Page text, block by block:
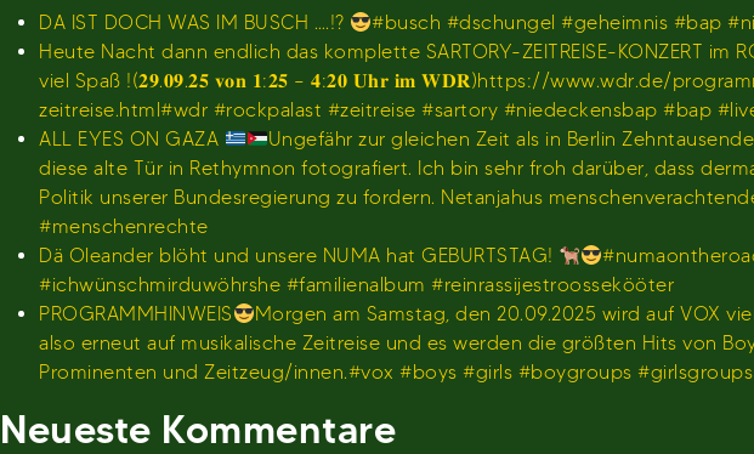
DA IST DOCH WAS IM BUSCH ….!?
#busch #dschungel #geheimnis #bap
Heute Nacht dann endlich das komplette SARTORY-ZEITREISE-KONZERT
viel Spaß !(𝟐𝟗.𝟎𝟗.𝟐𝟓 𝐯𝐨𝐧 𝟏:𝟐𝟓 – 𝟒:𝟐𝟎 𝐔𝐡𝐫 𝐢𝐦 𝐖𝐃𝐑)https://www.wdr.de/
zeitreise.html#wdr #rockpalast #zeitreise #sartory #niedeckensbap #bap
ALL EYES ON GAZA
Ungefähr zur gleichen Zeit als in Berlin
diese alte Tür in Rethymnon fotografiert. Ich bin sehr froh darüber, dass
Politik unserer Bundesregierung zu fordern. Netanjahus
#menschenrechte
Dä Oleander blöht und unsere NUMA hat GEBURTSTAG!
#ichwünschmirduwöhrshe #familienalbum #reinrassijestroossekööter
PROGRAMMHINWEIS
Morgen am Samstag, den 20.09.2025 wird auf VOX
also erneut auf musikalische Zeitreise und es werden die größten Hits von
Prominenten und Zeitzeug/innen.#vox #boys #girls #boygroups
Neueste Kommentare